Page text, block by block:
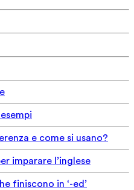
e come si usano?
imparare l’inglese
finiscono in ‘-ed’